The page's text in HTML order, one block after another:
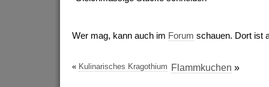
Wer mag, kann auch im Forum schauen. Dort ist
« Kulinarisches Kragothium Flammkuchen »